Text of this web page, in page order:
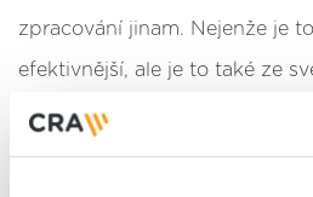
zpracování jinam. Nejenže je
efektivnější, ale je to také ze
bezpečnější. Protože data
nehrozí, že by je zachytila